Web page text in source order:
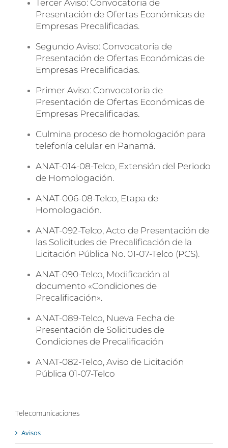
Tercer Aviso: Convocatoria de
Presentación de Ofertas Económicas de
Empresas Precalificadas.
Segundo Aviso: Convocatoria de
Presentación de Ofertas Económicas de
Empresas Precalificadas.
Primer Aviso: Convocatoria de
Presentación de Ofertas Económicas de
Empresas Precalificadas.
Culmina proceso de homologación para
telefonía celular en Panamá.
ANAT-014-08-Telco, Extensión del Periodo
de Homologación.
ANAT-006-08-Telco, Etapa de
Homologación.
ANAT-092-Telco, Acto de Presentación de
las Solicitudes de Precalificación de la
Licitación Pública No. 01-07-Telco (PCS).
ANAT-090-Telco, Modificación al
documento «Condiciones de
Precalificación».
ANAT-089-Telco, Nueva Fecha de
Presentación de Solicitudes de
Condiciones de Precalificación
ANAT-082-Telco, Aviso de Licitación
Pública 01-07-Telco
Telecomunicaciones
Avisos